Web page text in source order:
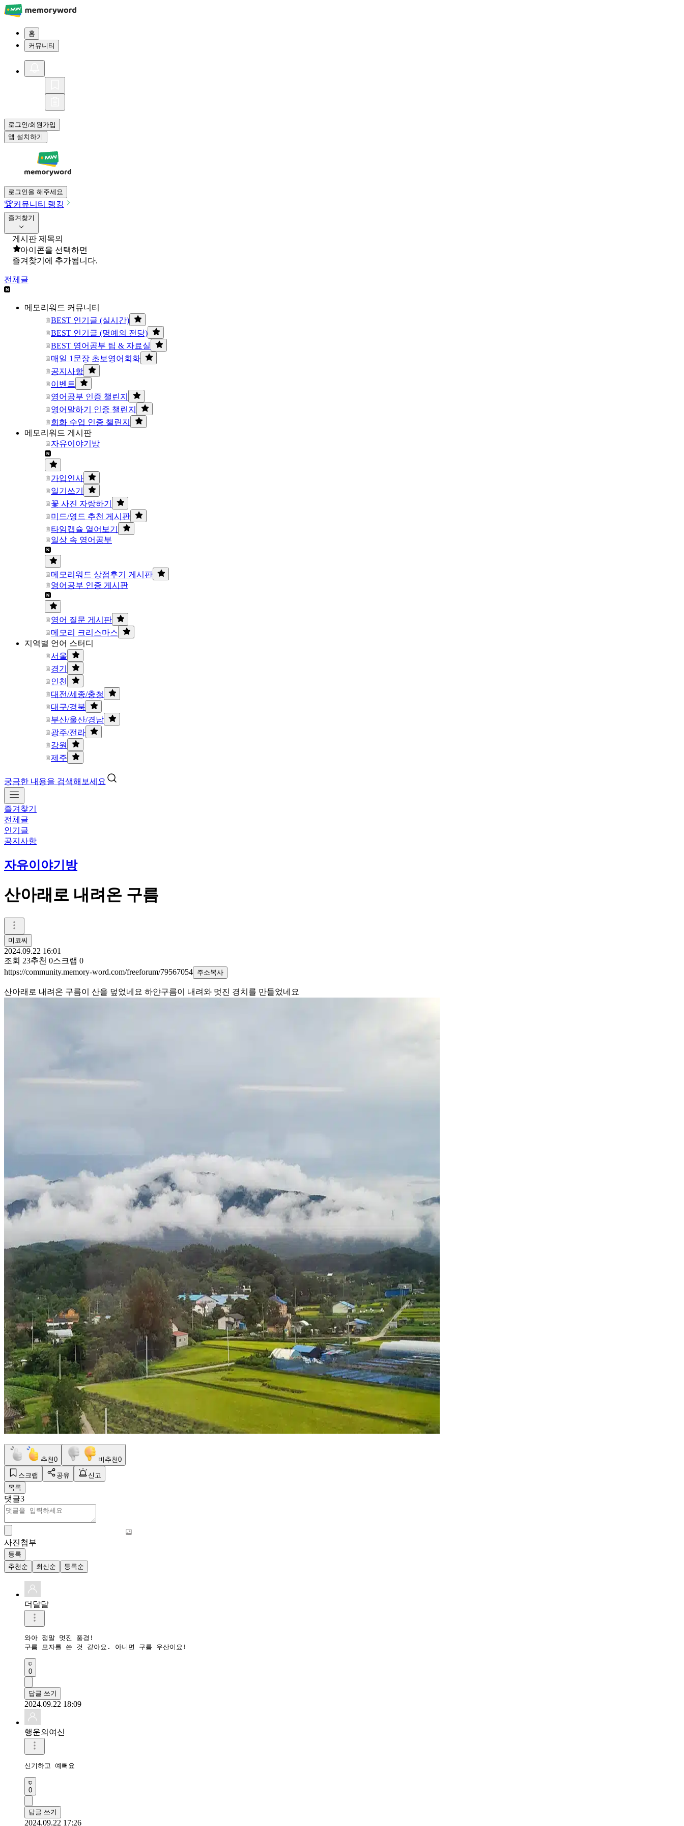
홈
커뮤니티
로그인/회원가입
앱 설치하기
로그인을 해주세요
🏆커뮤니티 랭킹
즐겨찾기
게시판 제목의
아이콘을 선택하면
즐겨찾기에 추가됩니다.
전체글
메모리워드 커뮤니티
BEST 인기글 (실시간)
BEST 인기글 (명예의 전당)
BEST 영어공부 팁 & 자료실
매일 1문장 초보영어회화
공지사항
이벤트
영어공부 인증 챌린지
영어말하기 인증 챌린지
회화 수업 인증 챌린지
메모리워드 게시판
자유이야기방
가입인사
일기쓰기
꽃 사진 자랑하기
미드/영드 추천 게시판
타임캡슐 열어보기
일상 속 영어공부
메모리워드 상점후기 게시판
영어공부 인증 게시판
영어 질문 게시판
메모리 크리스마스
지역별 언어 스터디
서울
경기
인천
대전/세종/충청
대구/경북
부산/울산/경남
광주/전라
강원
제주
궁금한 내용을 검색해보세요
즐겨찾기
전체글
인기글
공지사항
자유이야기방
산아래로 내려온 구름
미코씨
2024.09.22 16:01
조회 23추천 0스크랩 0
https://community.memory-word.com/freeforum/79567054 주소복사
산아래로 내려온 구름이 산을 덮었네요 하얀구름이 내려와 멋진 경치를 만들었네요
추천0 비추천0
스크랩 공유
신고
목록
댓글3
사진첨부
등록
추천순
최신순 등록순
더달달
와아 정말 멋진 풍경!
구름 모자를 쓴 것 같아요. 아니면 구름 우산이요!
0
답글 쓰기
2024.09.22 18:09
행운의여신
신기하고 예뻐요
0
답글 쓰기
2024.09.22 17:26